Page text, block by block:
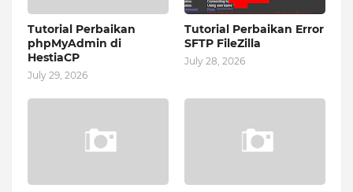
Tutorial Perbaikan
phpMyAdmin di
HestiaCP
July 29, 2026
Tutorial Perbaikan Error
SFTP FileZilla
July 28, 2026